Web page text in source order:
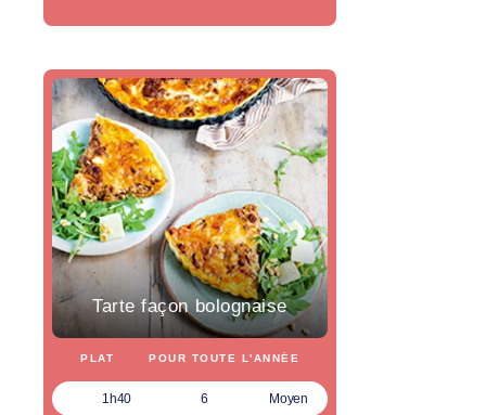
Tarte façon bolognaise
PLAT POUR TOUTE L'ANNÉE
1h40 6 Moyen